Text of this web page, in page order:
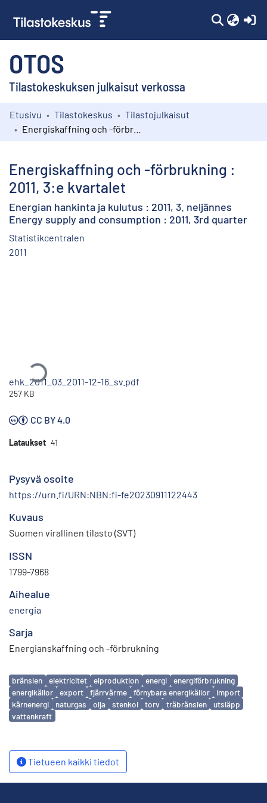
OTOS
Tilastokeskuksen julkaisut verkossa
Kokoelmat
Etusivu Tilastokeskus
Tilastojulkaisut
Energiskaffning och -förbrukning :
2011, 3:e kvartalet
Energian hankinta ja kulutus : 2011, 3. neljännes
Energy supply and consumption : 2011, 3rd quarter
Statistikcentralen
2011
Ladataan...
ehk_2011_03_2011-12-16_sv.pdf
257 KB
CC BY 4.0
Lataukset 41
Pysyvä osoite
https://urn.fi/URN:NBN:fi-fe20230911122443
Kuvaus
Suomen virallinen tilasto (SVT)
ISSN
1799-7968
Aihealue
energia
Sarja
Energianskaffning och -förbrukning
Avainsanat
bränslen elektricitet elproduktion energi
energiförbrukning
energikällor
export fjärrvärme förnybara energikällor
import
kärnenergi
naturgas olja stenkol torv träbränslen
utsläpp
vattenkraft
Tietueen kaikki tiedot